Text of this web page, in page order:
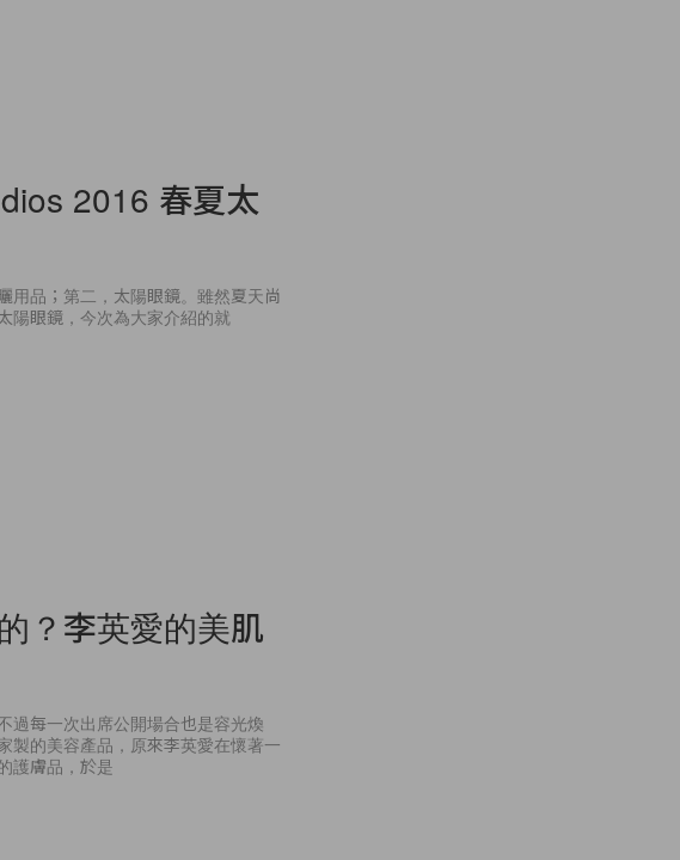
2016 春夏太
用品；第二，太陽眼鏡。雖然夏天尚
陽眼鏡，今次為大家介紹的就
？李英愛的美肌
過每一次出席公開場合也是容光煥
製的美容產品，原來李英愛在懷著一
護膚品，於是